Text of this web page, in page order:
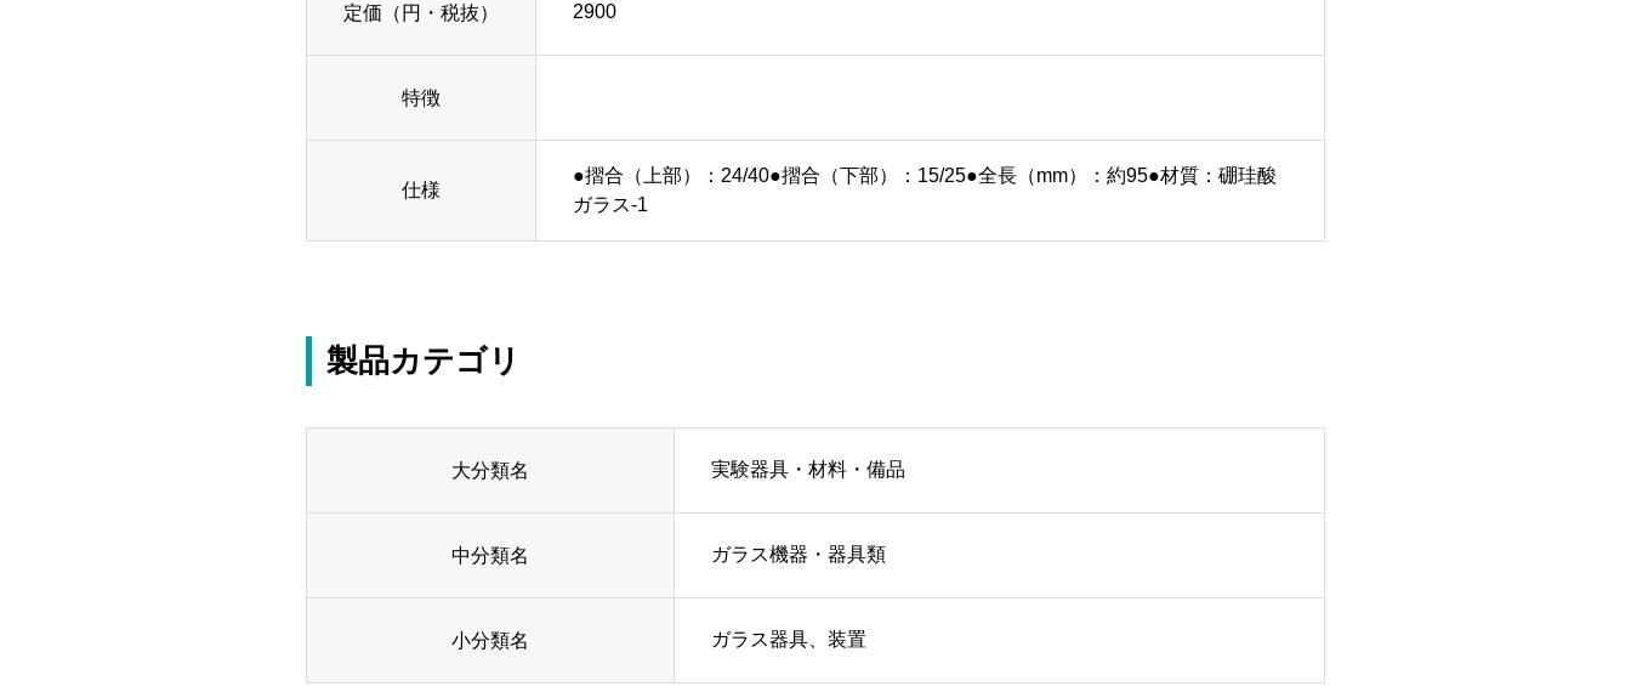
定価（円・税抜） 2900
特徴
仕様
●摺合（上部）：24/40●摺合（下部）：15/25●全長（mm）：約95●材質：硼珪酸
ガラス-1
製品カテゴリ
大分類名 実験器具・材料・備品
中分類名 ガラス機器・器具類
小分類名 ガラス器具、装置